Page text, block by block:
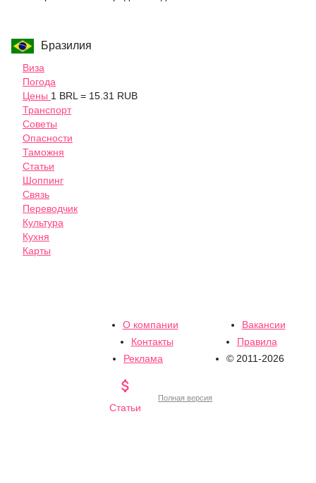
Бразилия
Виза
Погода
Цены 1 BRL = 15.31 RUB
Транспорт
Советы
Опасности
Таможня
Статьи
Шоппинг
Связь
Переводчик
Культура
Кухня
Карты
О компании
Вакансии
Контакты
Правила
Реклама
© 2011-2026

Статьи
Полная версия